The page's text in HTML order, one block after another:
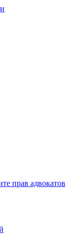
прав адвокатов